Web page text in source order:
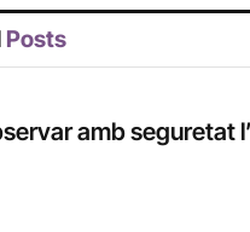
Posts
amb seguretat